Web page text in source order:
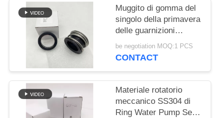
Muggito di gomma del
singolo della primavera
delle guarnizioni
meccaniche doppio
fronte dell'estremità
be negotiation MOQ:1 PCS
CONTACT
Materiale rotatorio
meccanico SS304 di
Ring Water Pump Seal